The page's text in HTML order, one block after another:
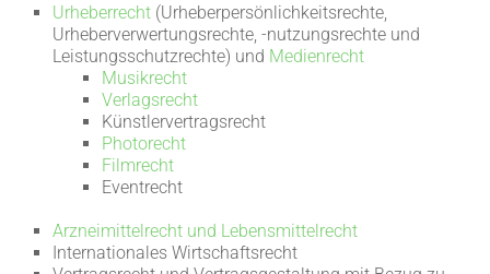
Urheberrecht (Urheberpersönlichkeitsrechte,
Urheberverwertungsrechte, -nutzungsrechte und
Leistungsschutzrechte) und Medienrecht
Musikrecht
Verlagsrecht
Künstlervertragsrecht
Photorecht
Filmrecht
Eventrecht
Arzneimittelrecht und Lebensmittelrecht
Internationales Wirtschaftsrecht